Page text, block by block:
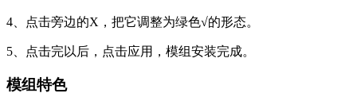
4、点击旁边的X，把它调整为绿色√的形态。
5、点击完以后，点击应用，模组安装完成。
模组特色